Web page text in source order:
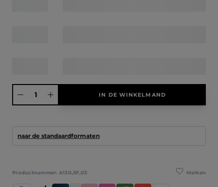
IN DE WINKELMAND
naar de standaardformaten
Merken
Productnummer: A130,SF,03